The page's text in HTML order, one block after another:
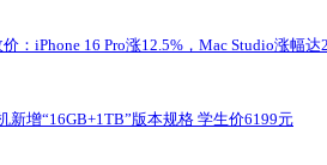
：iPhone 16 Pro涨12.5%，Mac Studio涨幅
新增“16GB+1TB”版本规格 学生价6199元